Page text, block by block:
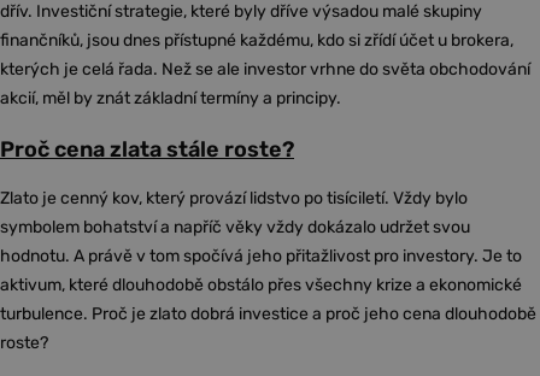
dřív. Investiční strategie, které byly dříve výsadou malé skupiny
finančníků, jsou dnes přístupné každému, kdo si zřídí účet u brokera,
kterých je celá řada. Než se ale investor vrhne do světa obchodování
akcií, měl by znát základní termíny a principy.
Proč cena zlata stále roste?
Zlato je cenný kov, který provází lidstvo po tisíciletí. Vždy bylo
symbolem bohatství a napříč věky vždy dokázalo udržet svou
hodnotu. A právě v tom spočívá jeho přitažlivost pro investory. Je to
aktivum, které dlouhodobě obstálo přes všechny krize a ekonomické
turbulence. Proč je zlato dobrá investice a proč jeho cena dlouhodobě
roste?